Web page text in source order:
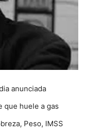
anunciada
que huele a gas
Peso, IMSS